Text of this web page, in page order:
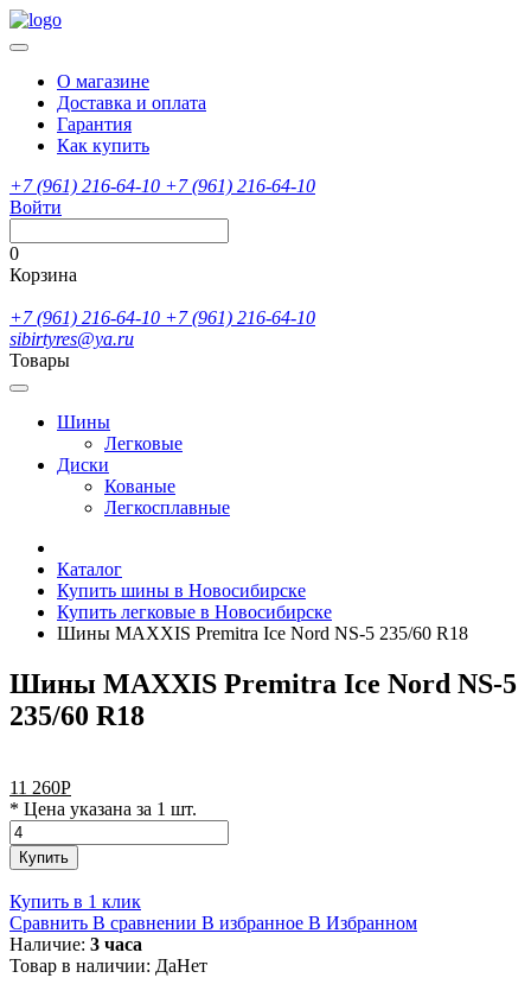
О магазине
Доставка и оплата
Гарантия
Как купить
+7 (961) 216-64-10 +7 (961) 216-64-10
Войти
0
Корзина
+7 (961) 216-64-10 +7 (961) 216-64-10
sibirtyres@ya.ru
Товары
Шины
Легковые
Диски
Кованые
Легкосплавные
Каталог
Купить шины в Новосибирске
Купить легковые в Новосибирске
Шины MAXXIS Premitra Ice Nord NS-5 235/60 R18
Шины MAXXIS Premitra Ice Nord NS-5
235/60 R18
11 260Р
* Цена указана за 1 шт.
Купить
Купить в 1 клик
Сравнить В сравнении В избранное В Избранном
Наличие: 3 часа
Товар в наличии: ДаНет